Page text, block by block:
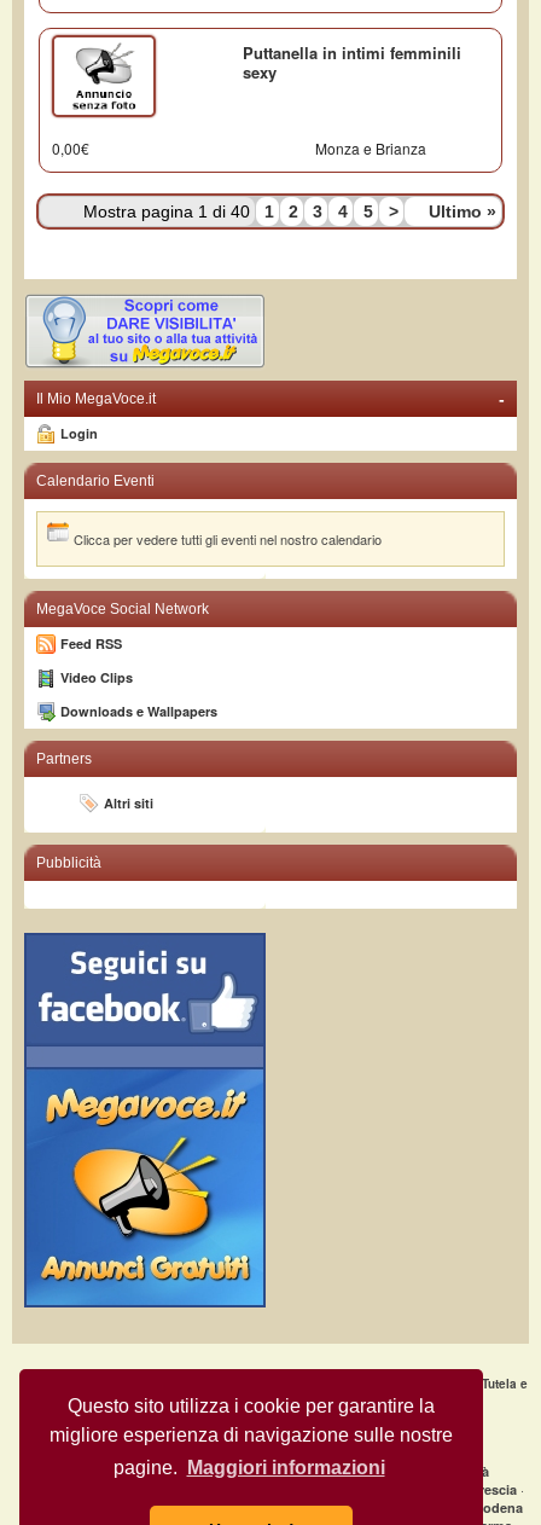
Questo sito utilizza i cookie per garantire la
migliore esperienza di navigazione sulle nostre
pagine.
Maggiori informazioni
Puttanella in intimi femminili
sexy
0,00€ Monza e Brianza
Mostra pagina 1 di 40 1 2 3 4 5 > Ultimo »
-
Il Mio MegaVoce.it
Login
Calendario Eventi
Clicca per vedere tutti gli eventi nel nostro calendario
MegaVoce Social Network
Feed RSS
Video Clips
Downloads e Wallpapers
Partners
Altri siti
Pubblicità
Tutela e
Sicurezza·Privacy·Aiuto
Annunci Gratuiti © Copyright 2009MegaVoce.it - All Rights Reserved.
Annunci recenti per città|clicca qui per la lista completa delle città
Annunci gratuiti Brescia ·
Annunci gratuiti Firenze·Annunci gratuiti Genova
Annunci gratuiti Modena